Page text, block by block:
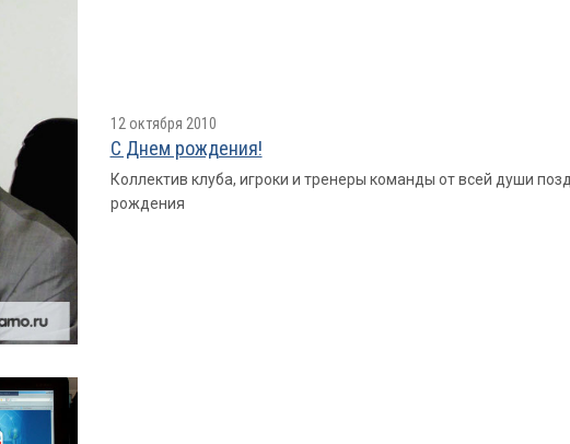
12 октября 2010
С Днем рождения!
Коллектив клуба, игроки и тренеры команды от всей души
рождения